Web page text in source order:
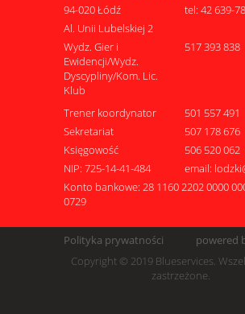
94-020 Łódź
tel: 42 639-
Al. Unii Lubelskiej 2
Wydz. Gier i
Ewidencji/Wydz.
Dyscypliny/Kom. Lic.
Klub
517 393 838
Trener koordynator
501 557 491
Sekretariat
507 178 676
Księgowość
506 520 062
NIP: 725-14-41-484
email:
Konto bankowe: 28 1160 2202 0000
0729
Polityka prywatności
powered
Copyright © 2019 Blueservices.
zastrzeżone.